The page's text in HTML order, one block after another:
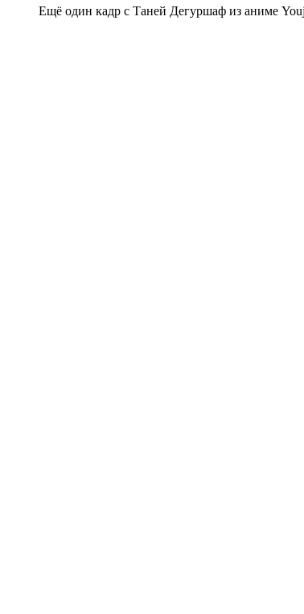
Ещё один кадр с Таней Дегуршаф из аниме